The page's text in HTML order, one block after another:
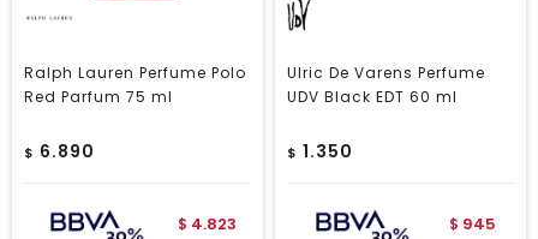
Ralph Lauren Perfume Polo
Red Parfum 75 ml
$ 6.890
$ 4.823
Ulric De Varens Perfume
UDV Black EDT 60 ml
$ 1.350
$ 945